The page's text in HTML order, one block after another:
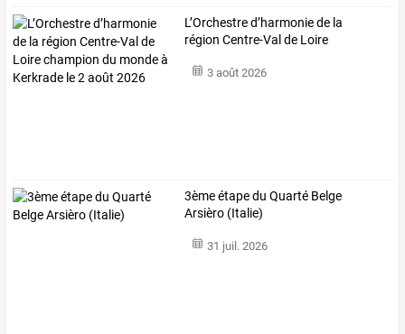
L’Orchestred’harmoniede la
région Centre-Val de Loire
3 août 2026
3ème étape du Quarté Belge
Arsièro (Italie)
31 juil. 2026